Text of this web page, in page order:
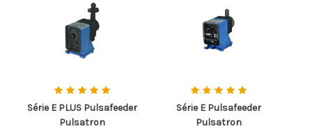
Série E PLUS Pulsafeeder
Pulsatron
Série E Pulsafeeder
Pulsatron